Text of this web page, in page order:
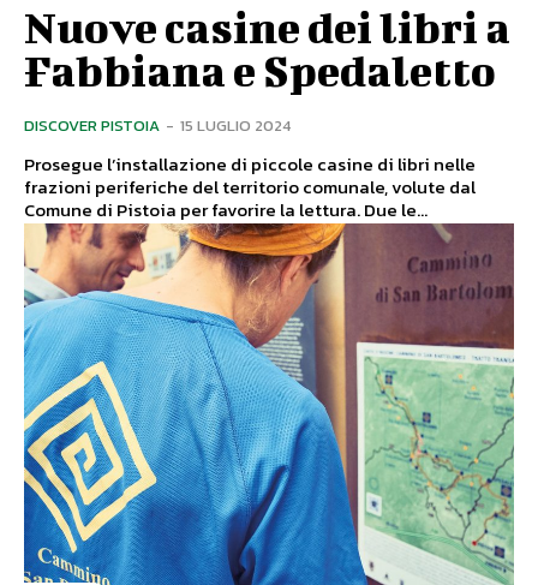
Nuove casine dei libri a
Fabbiana e Spedaletto
DISCOVER PISTOIA - 15 LUGLIO 2024
Prosegue l’installazione di piccole casine di libri nelle
frazioni periferiche del territorio comunale, volute dal
Comune di Pistoia per favorire la lettura. Due le...